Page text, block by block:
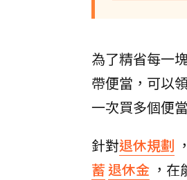
為了精省每一
帶便當，可以
一次買多個便
針對退休規劃
蓄 退休金 ，